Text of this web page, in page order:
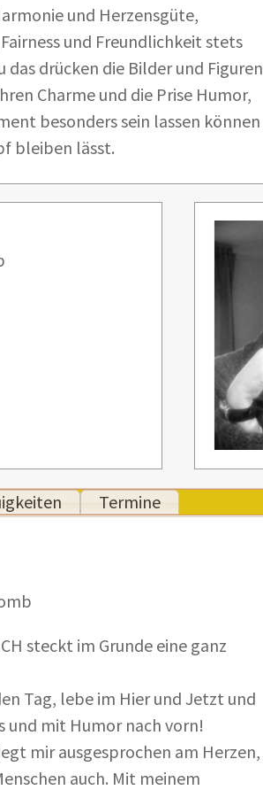
und Herzensgüte,
und Freundlichkeit stets
das drücken die Bilder und Figuren
Charme und die Prise Humor,
besonders sein lassen können
bleiben lässt.
Termine
steckt im Grunde eine ganz
Tag, lebe im Hier und Jetzt und
und mit Humor nach vorn!
mir ausgesprochen am Herzen,
auch. Mit meinem